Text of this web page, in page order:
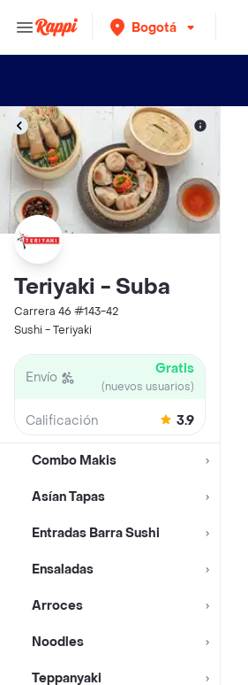
Bogotá
Teriyaki - Suba
Carrera 46 #143-42
Sushi - Teriyaki
Envío Gratis
(nuevos usuarios)
Calificación 3.9
Combo Makis
Asían Tapas
Entradas Barra Sushi
Ensaladas
Arroces
Noodles
Teppanyaki